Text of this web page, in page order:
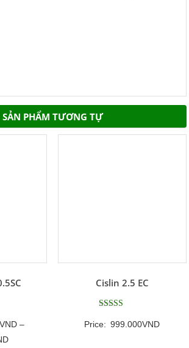
SẢN PHẨM TƯƠNG TỰ
–
Khoảng
Cislin 2.5 EC
hạng
Price: 999.000VND